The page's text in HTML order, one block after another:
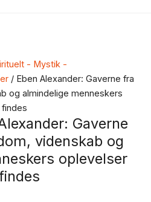
- Mystik -
/ Eben Alexander: Gaverne fra
og almindelige menneskers
Gaverne
videnskab og
oplevelser